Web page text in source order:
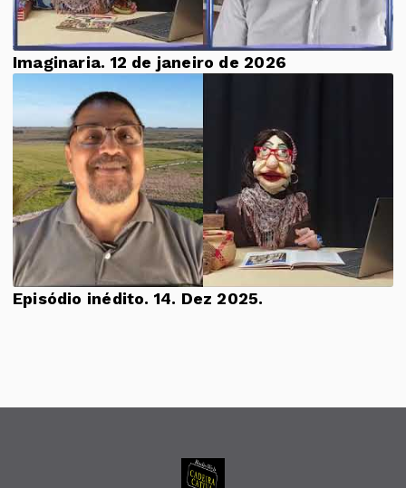
Imaginaria. 12 de janeiro de 2026
Episódio inédito. 14. Dez 2025.